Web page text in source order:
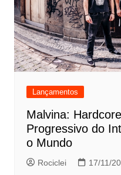
Lançamentos
Malvina:
Progressivo do
o Mundo
Rociclei 17/11/